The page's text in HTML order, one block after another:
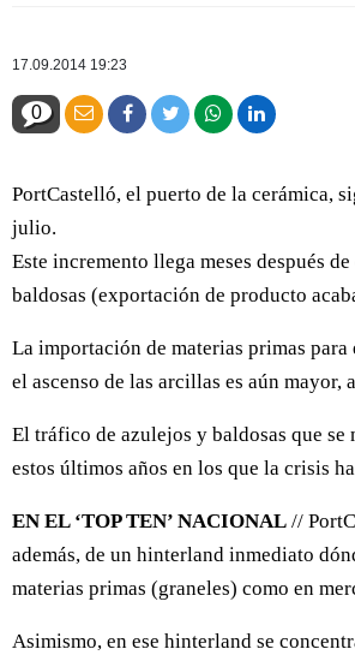
17.09.2014 19:23
0
PortCastelló, el puerto de la cerámica,
julio.
Este incremento llega meses después
baldosas (exportación de producto
La importación de materias primas
el ascenso de las arcillas es aún mayor,
El tráfico de azulejos y baldosas que se
estos últimos años en los que la crisis
EN EL ‘TOP TEN’ NACIONAL //
además, de un hinterland inmediato
materias primas (graneles) como en
Asimismo, en ese hinterland se